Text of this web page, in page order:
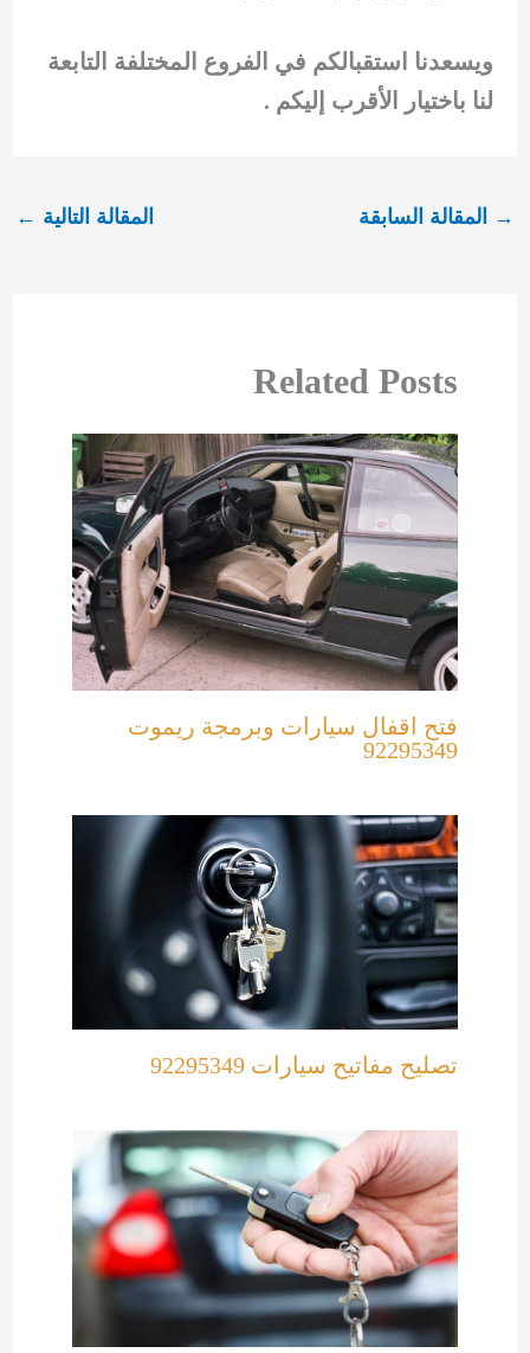
ويسعدنا استقبالكم في الفروع المختلفة التابعة
لنا باختيار الأقرب إليكم .
→ المقالة السابقة المقالة التالية ←
Related Posts
فتح اقفال سيارات وبرمجة ريموت
92295349
تصليح مفاتيح سيارات 92295349